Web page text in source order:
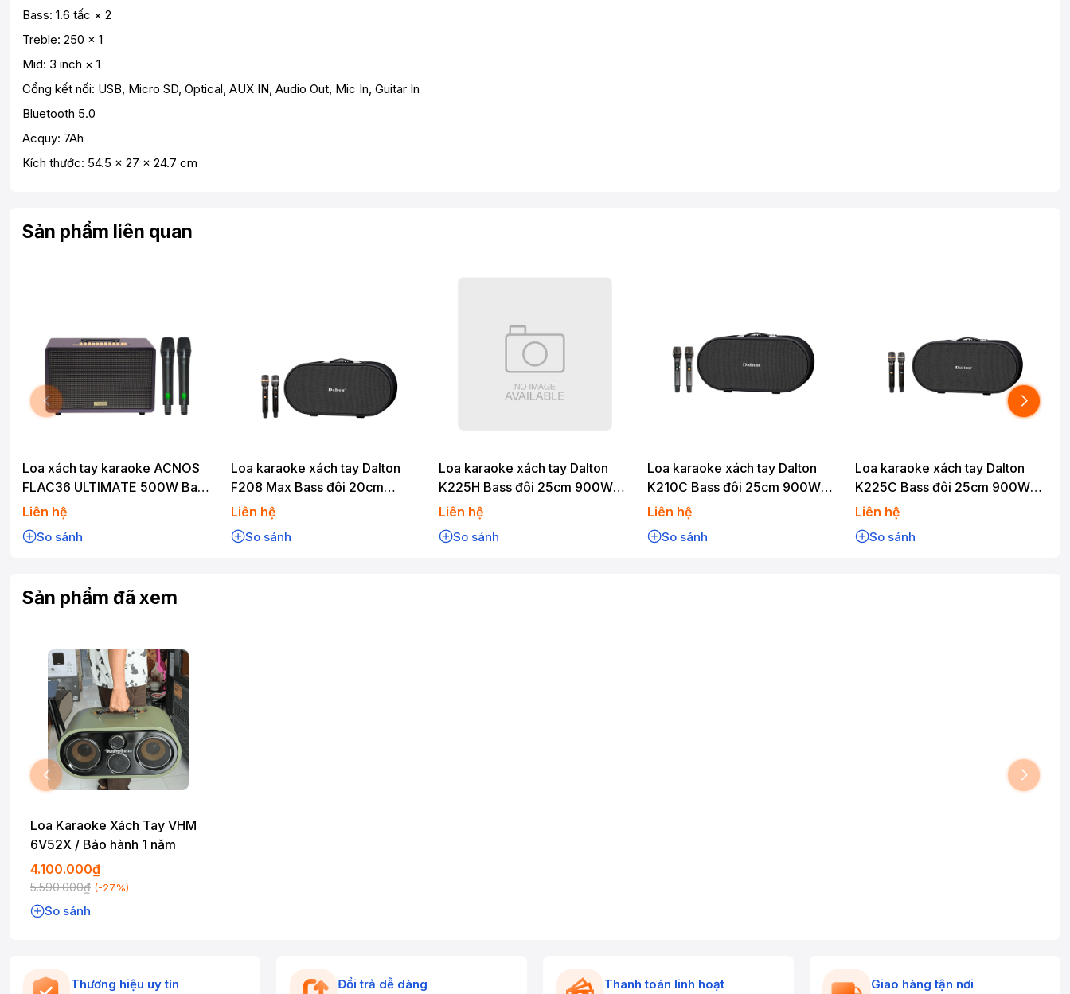
Bass: 1.6 tấc × 2
Treble: 250 × 1
Mid: 3 inch × 1
Cổng kết nối: USB, Micro SD, Optical, AUX IN, Audio Out, Mic In, Guitar In
Bluetooth 5.0
Acquy: 7Ah
Kích thước: 54.5 × 27 × 24.7 cm
Sản phẩm liên quan
Loa xách tay karaoke ACNOS
FLAC36 ULTIMATE 500W Bass
20cm
Liên hệ
So sánh
Loa karaoke xách tay Dalton
F208 Max Bass đôi 20cm
750W Karaoke Bluetooth
Liên hệ
So sánh
Loa karaoke xách tay Dalton
K225H Bass đôi 25cm 900W
Karaoke Bluetooth
Liên hệ
So sánh
Loa karaoke xách tay Dalton
K210C Bass đôi 25cm 900W
Karaoke Bluetooth
Liên hệ
So sánh
Loa karaoke xách tay Dalton
K225C Bass đôi 25cm 900W
Karaoke Bluetooth
Liên hệ
So sánh
Sản phẩm đã xem
Loa Karaoke Xách Tay VHM
6V52X / Bảo hành 1 năm
4.100.000₫
5.590.000₫ (-27%)
So sánh
Thương hiệu uy tín Đổi trả dễ dàng Thanh toán linh hoạt Giao hàng tận nơi